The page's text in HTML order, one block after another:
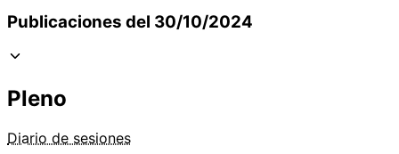
Publicaciones del 30/10/2024
Pleno
Diario de sesiones